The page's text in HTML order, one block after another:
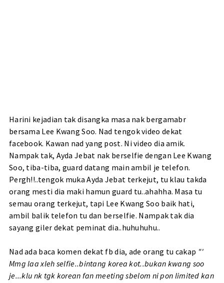
Harini kejadian tak disangka masa nak bergamabr
bersama Lee Kwang Soo. Nad tengok video dekat
facebook. Kawan nad yang post. Ni video dia amik.
Nampak tak, Ayda Jebat nak berselfie dengan Lee Kwang
Soo, tiba-tiba, guard datang main ambil je telefon.
Pergh!!..tengok muka Ayda Jebat terkejut, tu klau takda
orang mesti dia maki hamun guard tu..ahahha. Masa tu
semau orang terkejut, tapi Lee Kwang Soo baik hati,
ambil balik telefon tu dan berselfie. Nampak tak dia
sayang giler dekat peminat dia..huhuhuhu..
Nad ada baca komen dekat fb dia, ade orang tu cakap "'
Mmg laa xleh selfie..bintang korea kot..bukan kwang soo
je...klu nk tgk korean fan meeting sbelom ni pon limited kan